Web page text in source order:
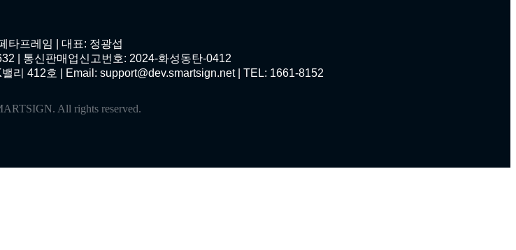
타프레임 | 대표: 정광섭
| 통신판매업신고번호: 2024-화성동탄-0412
리 412호 | Email: support@dev.smartsign.net | TEL: 1661-8152
All rights reserved.